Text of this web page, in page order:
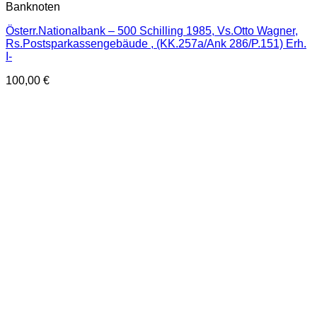
Banknoten
Österr.Nationalbank – 500 Schilling 1985, Vs.Otto Wagner,
Rs.Postsparkassengebäude , (KK.257a/Ank 286/P.151) Erh.
I-
100,00 €